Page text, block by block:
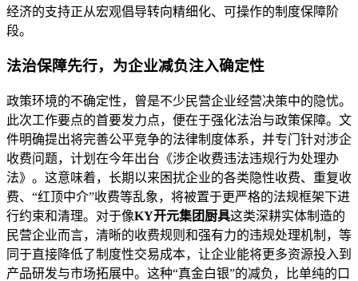
经济的支持正从宏观倡导转向精细化、可操作的制度保障阶
段。
法治保障先行，为企业减负注入确定性
政策环境的不确定性，曾是不少民营企业经营决策中的隐忧。
此次工作要点的首要发力点，便在于强化法治与政策保障。文
件明确提出将完善公平竞争的法律制度体系，并专门针对涉企
收费问题，计划在今年出台《涉企收费违法违规行为处理办
法》。这意味着，长期以来困扰企业的各类隐性收费、重复收
费、“红顶中介”收费等乱象，将被置于更严格的法规框架下进
行约束和清理。对于像KY开元集团厨具这类深耕实体制造的
民营企业而言，清晰的收费规则和强有力的违规处理机制，等
同于直接降低了制度性交易成本，让企业能将更多资源投入到
产品研发与市场拓展中。这种“真金白银”的减负，比单纯的口